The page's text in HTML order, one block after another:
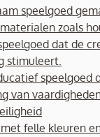
speelgoed
zoals
dat de
stimuleert.
speelgoed
van
felle kleuren